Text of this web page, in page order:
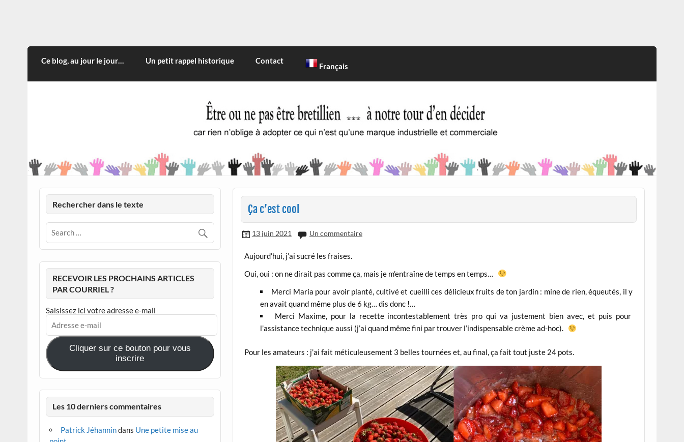
CITOYEN D'ILLE-ET-VILAINE
Ce blog, au jour le jour… Un petit rappel historique Contact
Français
Ça c’est cool
13 juin 2021 Un commentaire
Aujourd’hui, j’ai sucré les fraises.
Oui, oui : on ne dirait pas comme ça, mais je m’entraîne de temps en temps…
Merci Maria pour avoir planté, cultivé et cueilli ces délicieux fruits de ton jardin : mine de rien, équeutés, il y
en avait quand même plus de 6 kg… dis donc !…
Merci Maxime, pour la recette incontestablement très pro qui va justement bien avec, et puis pour
l’assistance technique aussi (j’ai quand même fini par trouver l’indispensable crème ad-hoc).
Pour les amateurs : j’ai fait méticuleusement 3 belles tournées et, au final, ça fait tout juste 24 pots.
Rechercher dans le texte
RECEVOIR LES PROCHAINS ARTICLES
PAR COURRIEL ?
Saisissez ici votre adresse e-mail
Adresse
e-
mail
Cliquer sur ce bouton pour vous
inscrire
Les 10 derniers commentaires
Patrick Jéhannindans Une petite mise au